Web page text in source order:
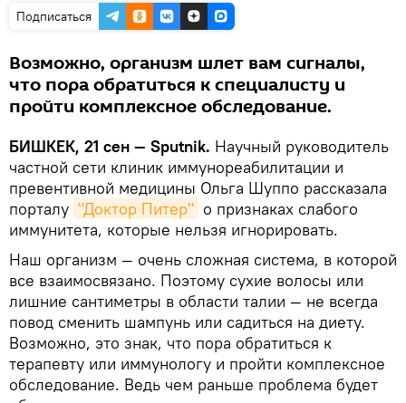
Подписаться
Возможно, организм шлет вам сигналы,
что пора обратиться к специалисту и
пройти комплексное обследование.
БИШКЕК, 21 сен — Sputnik. Научный руководитель
частной сети клиник иммунореабилитации и
превентивной медицины Ольга Шуппо рассказала
порталу "Доктор Питер" о признаках слабого
иммунитета, которые нельзя игнорировать.
Наш организм — очень сложная система, в которой
все взаимосвязано. Поэтому сухие волосы или
лишние сантиметры в области талии — не всегда
повод сменить шампунь или садиться на диету.
Возможно, это знак, что пора обратиться к
терапевту или иммунологу и пройти комплексное
обследование. Ведь чем раньше проблема будет